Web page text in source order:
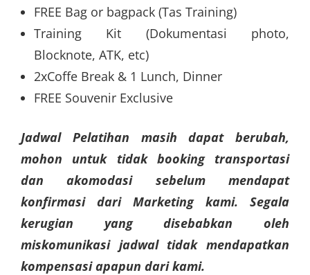
FREE Bag or bagpack (Tas Training)
Training Kit (Dokumentasi photo,
Blocknote, ATK, etc)
2xCoffe Break & 1 Lunch, Dinner
FREE Souvenir Exclusive
Jadwal Pelatihan masih dapat berubah,
mohon untuk tidak booking transportasi
dan akomodasi sebelum mendapat
konfirmasi dari Marketing kami. Segala
kerugian yang disebabkan oleh
miskomunikasi jadwal tidak mendapatkan
kompensasi apapun dari kami.